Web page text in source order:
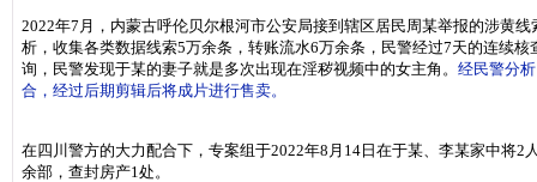
2022年7月，内蒙古呼伦贝尔根河市公安局接到辖区居民周某举报的涉黄
析，收集各类数据线索5万余条，转账流水6万余条，民警经过7天的连续
询，民警发现于某的妻子就是多次出现在淫秽视频中的女主角。 经民警分
合，经过后期剪辑后将成片进行售卖。
在四川警方的大力配合下，专案组于2022年8月14日在于某、李某家中将
余部，查封房产1处。